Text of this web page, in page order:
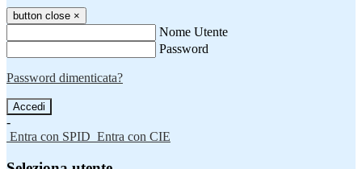
button close ×
Nome Utente
Password
Password dimenticata?
-
Entra con SPID Entra con CIE